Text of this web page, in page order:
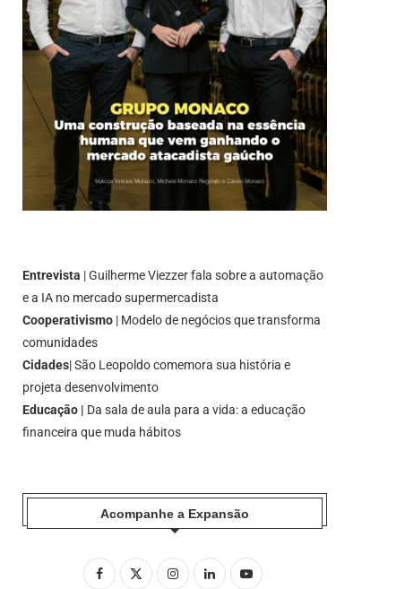
Entrevista | Guilherme Viezzer fala sobre a automação
e a IA no mercado supermercadista
Cooperativismo | Modelo de negócios que transforma
comunidades
Cidades| São Leopoldo comemora sua história e
projeta desenvolvimento
Educação | Da sala de aula para a vida: a educação
financeira que muda hábitos
Acompanhe a Expansão